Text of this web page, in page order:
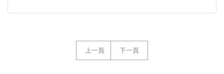
上一頁 下一頁